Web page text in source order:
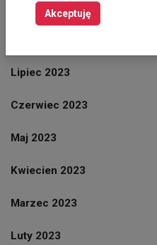
Wrzesień 2023
Lipiec 2023
Czerwiec 2023
Maj 2023
Kwiecien 2023
Marzec 2023
Luty 2023
Akceptuję